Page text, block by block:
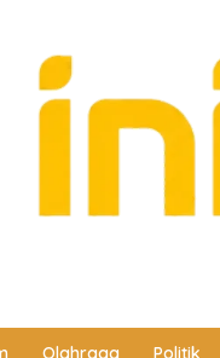
Olahraga Politik